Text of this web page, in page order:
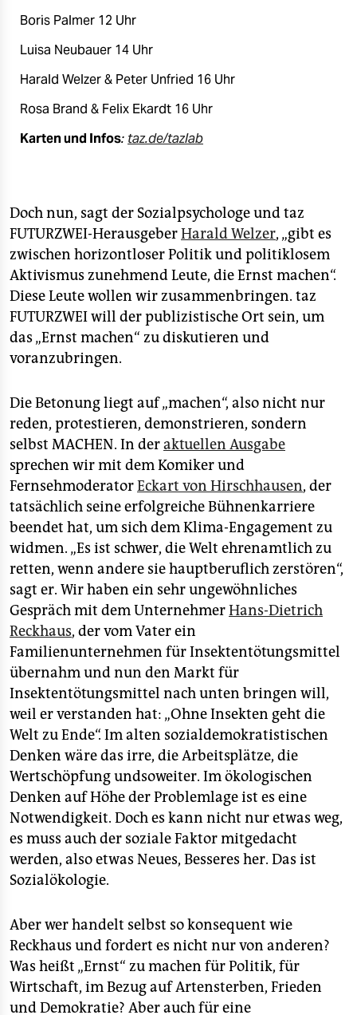
Boris Palmer 12 Uhr
Luisa Neubauer 14 Uhr
Harald Welzer & Peter Unfried 16 Uhr
Rosa Brand & Felix Ekardt 16 Uhr
Karten und Infos: taz.de/tazlab
Doch nun, sagt der Sozialpsychologe und taz
FUTURZWEI-HerausgeberHarald Welzer, „gibt es
zwischen horizontloser Politik und politiklosem
Aktivismus zunehmend Leute, die Ernst machen“.
Diese Leute wollen wir zusammenbringen. taz
FUTURZWEI will der publizistische Ort sein, um
das „Ernst machen“ zu diskutieren und
voranzubringen.
Die Betonung liegt auf „machen“, also nicht nur
reden, protestieren, demonstrieren, sondern
selbst MACHEN. In deraktuellen Ausgabe
sprechen wir mit dem Komiker und
FernsehmoderatorEckart von Hirschhausen, der
tatsächlich seine erfolgreiche Bühnenkarriere
beendet hat, um sich dem Klima-Engagement zu
widmen. „Es ist schwer, die Welt ehrenamtlich zu
retten, wenn andere sie hauptberuflich zerstören“,
sagt er. Wir haben ein sehr ungewöhnliches
Gespräch mit dem UnternehmerHans-Dietrich
Reckhaus, der vom Vater ein
Familienunternehmen für Insektentötungsmittel
übernahm und nun den Markt für
Insektentötungsmittel nach unten bringen will,
weil er verstanden hat: „Ohne Insekten geht die
Welt zu Ende“. Im alten sozialdemokratistischen
Denken wäre das irre, die Arbeitsplätze, die
Wertschöpfung undsoweiter. Im ökologischen
Denken auf Höhe der Problemlage ist es eine
Notwendigkeit. Doch es kann nicht nur etwas weg,
es muss auch der soziale Faktor mitgedacht
werden, also etwas Neues, Besseres her. Das ist
Sozialökologie.
Aber wer handelt selbst so konsequent wie
Reckhaus und fordert es nicht nur von anderen?
Was heißt „Ernst“ zu machen für Politik, für
Wirtschaft, im Bezug auf Artensterben, Frieden
und Demokratie? Aber auch für eine